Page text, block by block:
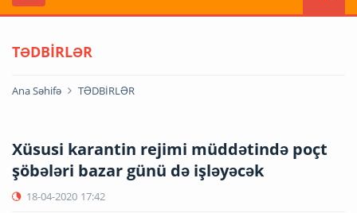
TƏDBİRLƏR
Ana Səhifə TƏDBİRLƏR
Xüsusi karantin rejimi müddətində poçt
şöbələri bazar günü də işləyəcək
18-04-2020 17:42